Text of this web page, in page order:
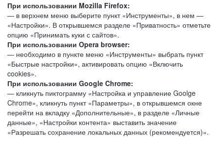
При использовании Mozilla Firefox:
— в верхнем меню выберите пункт «Инструменты», в нем —
«Настройки». В открывшемся разделе «Приватность» отметьте
опцию «Принимать куки с сайтов».
При использовании Opera browser:
— необходимо в пункте меню «Инструменты» выбрать пункт
«Быстрые настройки», активировать опцию «Включить
cookies».
При использовании Google Chrome:
— кликнуть пиктограмму «Настройка и управление Goolge
Chrome», кликнуть пункт «Параметры», в открывшемся окне
перейти на вкладку «Дополнительные», в разделе «Личные
данные», «Настройки контента» выставить значение
«Разрешать сохранение локальных данных (рекомендуется)».